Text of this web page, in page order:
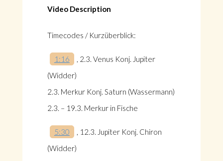
Video Description
Timecodes / Kurzüberblick:
1:16
, 2.3. Venus Konj. Jupiter
(Widder)
2.3. Merkur Konj. Saturn (Wassermann)
2.3. – 19.3. Merkur in Fische
5:30
, 12.3. Jupiter Konj. Chiron
(Widder)